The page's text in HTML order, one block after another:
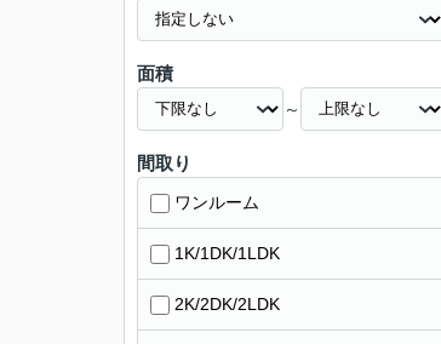
面積
～
間取り
ワンルーム
1K/1DK/1LDK
2K/2DK/2LDK